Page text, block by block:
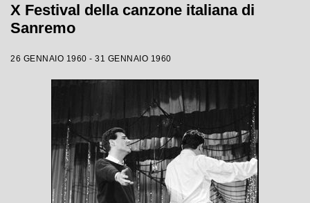
X Festival della canzone italiana di
Sanremo
26 GENNAIO 1960 - 31 GENNAIO 1960